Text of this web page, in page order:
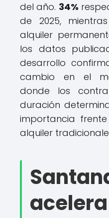
del año. 34%
de 2025,
alquiler
los datos
desarrollo
cambio en el
donde los
duración
importancia
alquiler